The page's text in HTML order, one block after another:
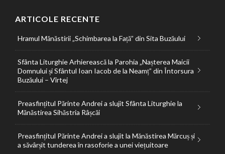
ARTICOLE RECENTE
Hramul Mănăstirii „Schimbarea la Față” din Sita Buzăului
Sfânta Liturghie Arhierească la Parohia „Nașterea Maicii
Domnului și Sfântul Ioan Iacob de la Neamț” din Întorsura
Buzăului – Vîrtej
Preasfințitul Părinte Andrei a slujit Sfânta Liturghie la
Mănăstirea Sihăstria Râșcăi
Preasfințitul Părinte Andrei a slujit la Mănăstirea Mărcuș și
a săvârșit tunderea în rasoforie a unei viețuitoare